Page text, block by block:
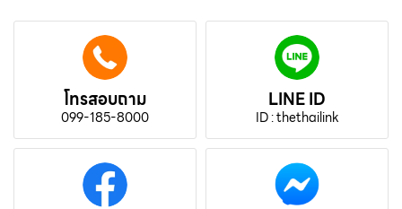
โทรสอบถาม
099-185-8000
LINE ID
ID : thethailink